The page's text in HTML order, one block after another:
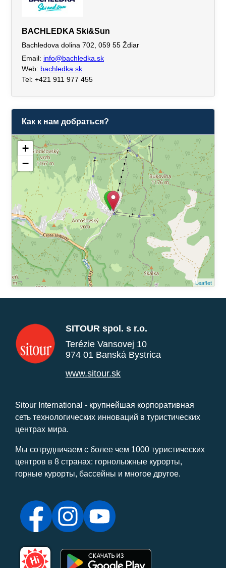
BACHLEDKA Ski&Sun
Bachledova dolina 702, 059 55 Ždiar
Email: info@bachledka.sk
Web: bachledka.sk
Tel: +421 911 977 455
Как к нам добраться?
+
−
Leaflet
SITOUR spol. s r.o.
Terézie Vansovej 10
974 01 Banská Bystrica
www.sitour.sk
Sitour International - крупнейшая корпоративная
сеть технологических инноваций в туристических
центрах мира.
Мы сотрудничаем с более чем 1000 туристических
центров в 8 странах: горнолыжные курорты,
горные курорты, бассейны и многое другое.